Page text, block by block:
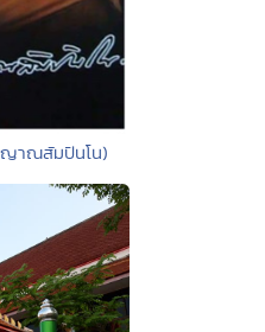
ญาณสัมปันโน)